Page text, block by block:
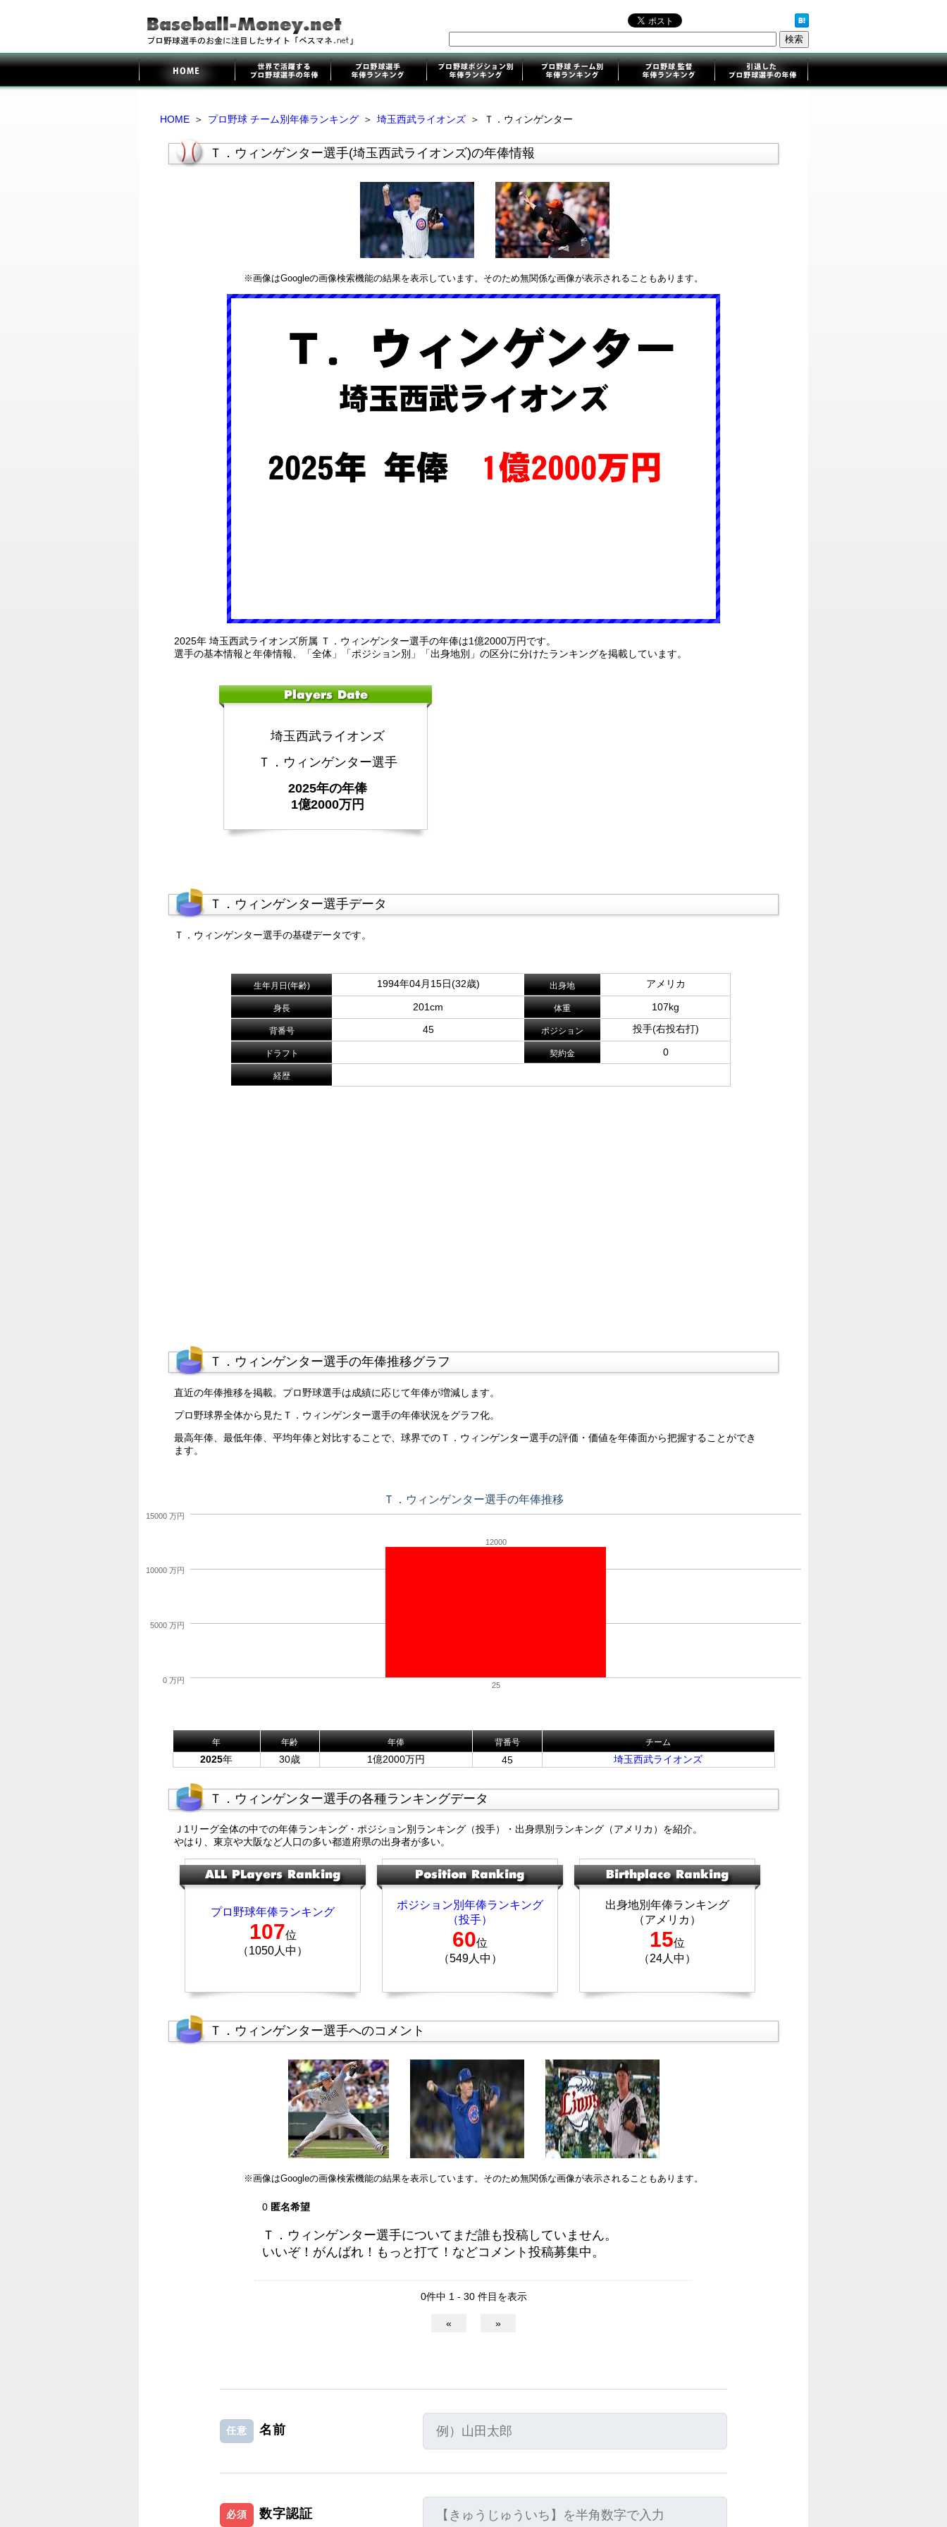
HOME ＞ プロ野球 チーム別年俸ランキング ＞ 埼玉西武ライオンズ ＞ Ｔ．ウィンゲンター
Ｔ．ウィンゲンター選手(埼玉西武ライオンズ)の年俸情報
※画像はGoogleの画像検索機能の結果を表示しています。そのため無関係な画像が表示されることもあります。
2025年 埼玉西武ライオンズ所属 Ｔ．ウィンゲンター選手の年俸は1億2000万円です。
選手の基本情報と年俸情報、「全体」「ポジション別」「出身地別」の区分に分けたランキングを掲載しています。
埼玉西武ライオンズ
Ｔ．ウィンゲンター選手
2025年の年俸
1億2000万円
Ｔ．ウィンゲンター選手データ
Ｔ．ウィンゲンター選手の基礎データです。
生年月日(年齢) 1994年04月15日(32歳) 出身地 アメリカ
身長 201cm 体重 107kg
背番号 45 ポジション 投手(右投右打)
ドラフト 契約金 0
経歴
Ｔ．ウィンゲンター選手の年俸推移グラフ
直近の年俸推移を掲載。プロ野球選手は成績に応じて年俸が増減します。
プロ野球界全体から見たＴ．ウィンゲンター選手の年俸状況をグラフ化。
最高年俸、最低年俸、平均年俸と対比することで、球界でのＴ．ウィンゲンター選手の評価・価値を年俸面から把握することができ
ます。
Ｔ．ウィンゲンター選手の年俸推移
12000
25
0 万円
5000 万円
10000 万円
15000 万円
年 年齢 年俸 背番号 チーム
2025年 30歳 1億2000万円 45 埼玉西武ライオンズ
Ｔ．ウィンゲンター選手の各種ランキングデータ
Ｊ1リーグ全体の中での年俸ランキング・ポジション別ランキング（投手）・出身県別ランキング（アメリカ）を紹介。
やはり、東京や大阪など人口の多い都道府県の出身者が多い。
プロ野球年俸ランキング
107位
（1050人中）
ポジション別年俸ランキング
（投手）
60位
（549人中）
出身地別年俸ランキング
（アメリカ）
15位
（24人中）
Ｔ．ウィンゲンター選手へのコメント
※画像はGoogleの画像検索機能の結果を表示しています。そのため無関係な画像が表示されることもあります。
0 匿名希望
Ｔ．ウィンゲンター選手についてまだ誰も投稿していません。
いいぞ！がんばれ！もっと打て！などコメント投稿募集中。
0件中 1 - 30 件目を表示
« »
任意 名前
必須 数字認証